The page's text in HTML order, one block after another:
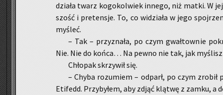
dzia­ła twarz ko­go­kol­wiek in­ne­go, niż matki. W
szość i pre­ten­sje. To, co wi­dzia­ła w jego
my­śleć.
– Tak – przy­zna­ła, po czym gwał­tow­nie
Nie. Nie do końca… Na pewno nie tak, jak
Chło­pak skrzy­wił się.
– Chyba ro­zu­miem – od­parł, po czym zro­bił
Eti­fedd. Przy­by­łem, aby zdjąć klą­twę z zamku, a